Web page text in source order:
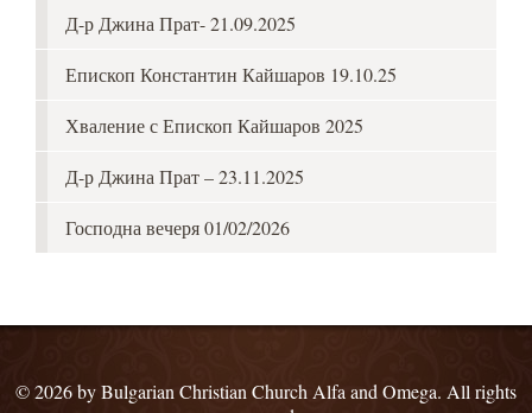
Д-р Джина Прат- 21.09.2025
Епископ Константин Кайшаров 19.10.25
Хваление с Епископ Кайшаров 2025
Д-р Джина Прат – 23.11.2025
Господна вечеря 01/02/2026
© 2026 by Bulgarian Christian Church Alfa and Omega. All rights